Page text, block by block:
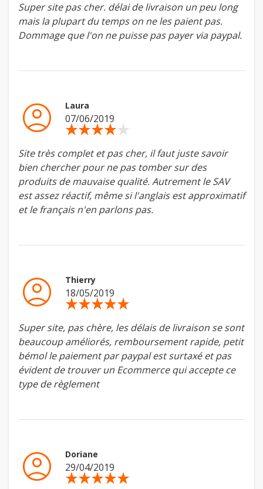
Super site pas cher. délai de livraison un peu long
mais la plupart du temps on ne les paient pas.
Dommage que l'on ne puisse pas payer via paypal.
account_circle Laura
07/06/2019
star_ratestar_ratestar_ratestar_ratestar_rate
Site très complet et pas cher, il faut juste savoir
bien chercher pour ne pas tomber sur des
produits de mauvaise qualité. Autrement le SAV
est assez réactif, même si l'anglais est approximatif
et le français n'en parlons pas.
account_circle Thierry
18/05/2019
star_ratestar_ratestar_ratestar_ratestar_rate
Super site, pas chère, les délais de livraison se sont
beaucoup améliorés, remboursement rapide, petit
bémol le paiement par paypal est surtaxé et pas
évident de trouver un Ecommerce qui accepte ce
type de règlement
account_circle Doriane
29/04/2019
star_ratestar_ratestar_ratestar_ratestar_rate